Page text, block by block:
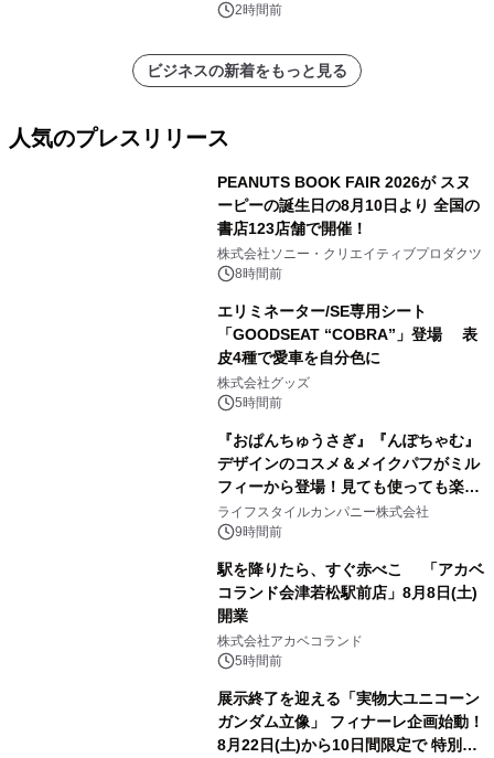
表2時間前
ビジネスの新着をもっと見る
人気のプレスリリース
PEANUTS BOOK FAIR 2026が スヌ
ーピーの誕生日の8月10日より 全国の
書店123店舗で開催！
株式会社ソニー・クリエイティブプロダクツ
8時間前
エリミネーター/SE専用シート
「GOODSEAT “COBRA”」登場 表
皮4種で愛車を自分色に
株式会社グッズ
5時間前
『おぱんちゅうさぎ』『んぽちゃむ』
デザインのコスメ＆メイクパフがミル
フィーから登場！見ても使っても楽し
い、ポップでキュートなコレクショ
ン。
ライフスタイルカンパニー株式会社
9時間前
駅を降りたら、すぐ赤べこ 「アカベ
コランド会津若松駅前店」8月8日(土)
開業
株式会社アカベコランド
5時間前
展示終了を迎える「実物大ユニコーン
ガンダム立像」 フィナーレ企画始動！
8月22日(土)から10日間限定で 特別映